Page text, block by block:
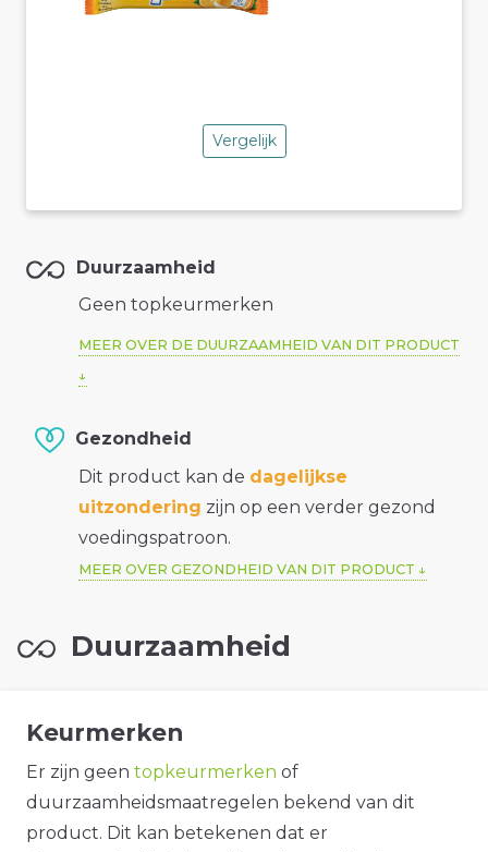
Vergelijk
Duurzaamheid
Geen topkeurmerken
MEER OVER DE DUURZAAMHEID VAN DIT PRODUCT
Gezondheid
Dit product kan de dagelijkse
uitzondering zijn op een verder gezond
voedingspatroon.
MEER OVER GEZONDHEID VAN DIT PRODUCT
Duurzaamheid
Keurmerken
Er zijn geen topkeurmerken of
duurzaamheidsmaatregelen bekend van dit
product. Dit kan betekenen dat er